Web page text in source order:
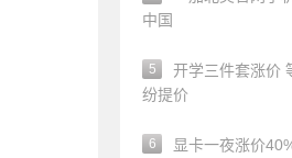
中国
5
开学三件套涨价
纷提价
6 显卡一夜涨价